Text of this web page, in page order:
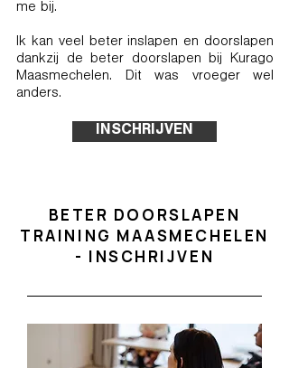
me bij.
Ik kan veel beter inslapen en doorslapen
dankzij de beter doorslapen bij Kurago
Maasmechelen. Dit was vroeger wel
anders.
INSCHRIJVEN
BETER DOORSLAPEN
TRAINING MAASMECHELEN
- INSCHRIJVEN